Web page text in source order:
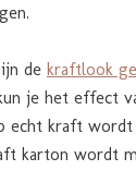
de kraftlook
je het effect
echt kraft wordt
karton wordt